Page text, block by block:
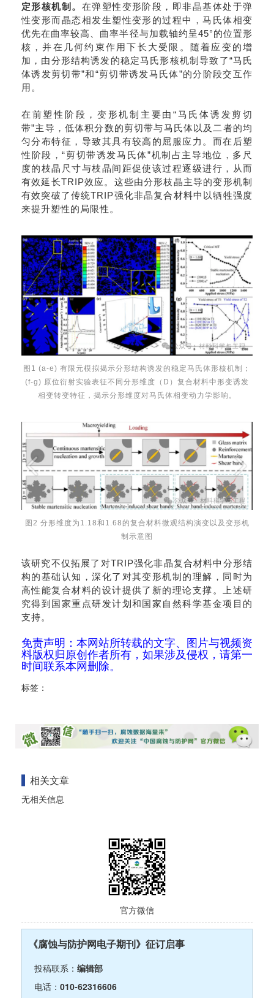
定形核机制。 在弹塑性变形阶段，即非晶基体处于弹
性变形而晶态相发生塑性变形的过程中，马氏体相变
优先在曲率较高、曲率半径与加载轴约呈45°的位置形
核，并在几何约束作用下长大受限。 随着应变的增
加，由分形结构诱发的稳定马氏形核机制导致了“马氏
体诱发剪切带”和“剪切带诱发马氏体”的分阶段交互作
用。
在 前塑性阶段，变形机制主要由“马氏体诱发剪切
带”主导，低体积分数的剪切带与马氏体以及二者的均
匀分布特征，导致其具有较高的屈服应力 。而在后塑
性阶段，“剪切带诱发马氏体”机制占主导地位，多尺
度的枝晶尺寸与枝晶间距促使该过程逐级进行，从而
有效延长TRIP效应。这些由分形枝晶主导的变形机制
有效突破了传统TRIP强化非晶复合材料中以牺牲强度
来提升塑性的局限性 。
图1 (a-e) 有限元模拟揭示分形结构诱发的稳定马氏体形核机制；
(f-g) 原位衍射实验表征不同分形维度（ D ）复合材料中形变诱发
相变转变特征，揭示分形维度对马氏体相变动力学影响。
图2 分形维度为 1 .18和 1 .68 的复合材料微观结构演变以及变形机
制示意图
该研究不仅拓展了对TRIP强化非晶复合材料中分形结
构的基础认知，深化了对其变形机制的理解，同时为
高性能复合材料的设计提供了新的理论支撑 。
上述研
究得到 国家重点研发计划和国家自然科学基金项目的
支持。
免责声明：本网站所转载的文字、图片与视频资
料版权归原创作者所有，如果涉及侵权，请第一
时间联系本网删除。
标签：
相关文章
无相关信息
官方微信
《腐蚀与防护网电子期刊》征订启事
投稿联系： 编辑部
电话： 010-62316606